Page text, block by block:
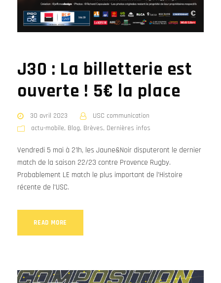
J30 : La billetterie est
ouverte ! 5€ la place
30 avril 2023
USC communication
actu-mobile, Blog, Brèves, Dernières infos
Vendredi 5 mai à 21h, les Jaune&Noir disputeront le dernier
match de la saison 22/23 contre Provence Rugby.
Probablement LE match le plus important de l'Histoire
récente de l'USC.
READ MORE